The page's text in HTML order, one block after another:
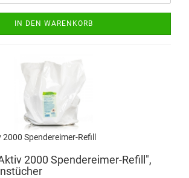
IN DEN WARENKORB
2000 Spendereimer-Refill
2000 Spendereimer-Refill",